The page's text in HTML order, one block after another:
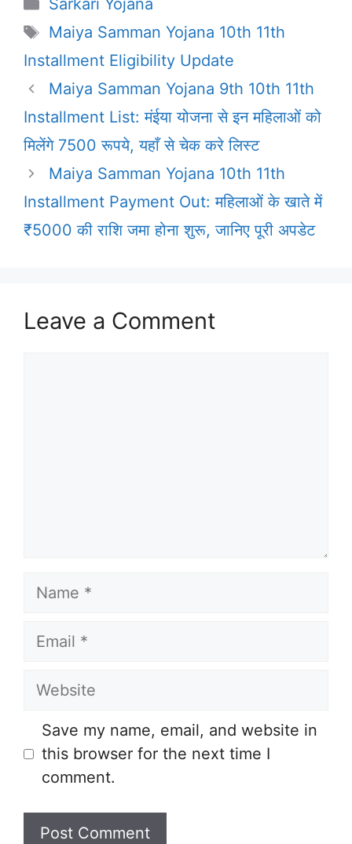
Sarkari Yojana
Tags
Maiya Samman Yojana 10th 11th
Installment Eligibility Update
Maiya Samman Yojana 9th 10th 11th
Installment List: मंईया योजना से इन महिलाओं को
मिलेंगे 7500 रूपये, यहाँ से चेक करे लिस्ट
Maiya Samman Yojana 10th 11th
Installment Payment Out: महिलाओं के खाते में
₹5000 की राशि जमा होना शुरू, जानिए पूरी अपडेट
Leave a Comment
Name
Email
Website
Save my name, email, and website in
this browser for the next time I
comment.